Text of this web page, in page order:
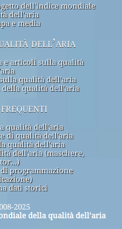
dell'indice mondiale
dell'aria
e media
dell’aria
e articoli sulla qualità
qualità dell'aria
qualità dell'aria
frequenti
qualità dell'aria
di qualità dell'aria
qualità dell'aria
dell'aria (maschere,
programmazione
dati storici
2025
della qualità dell’aria